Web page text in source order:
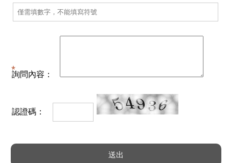
詢問內容：
認證碼：